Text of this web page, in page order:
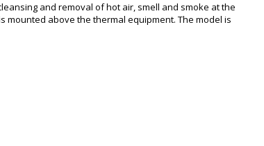
and removal of hot air, smell and smoke at the
above the thermal equipment. The model is